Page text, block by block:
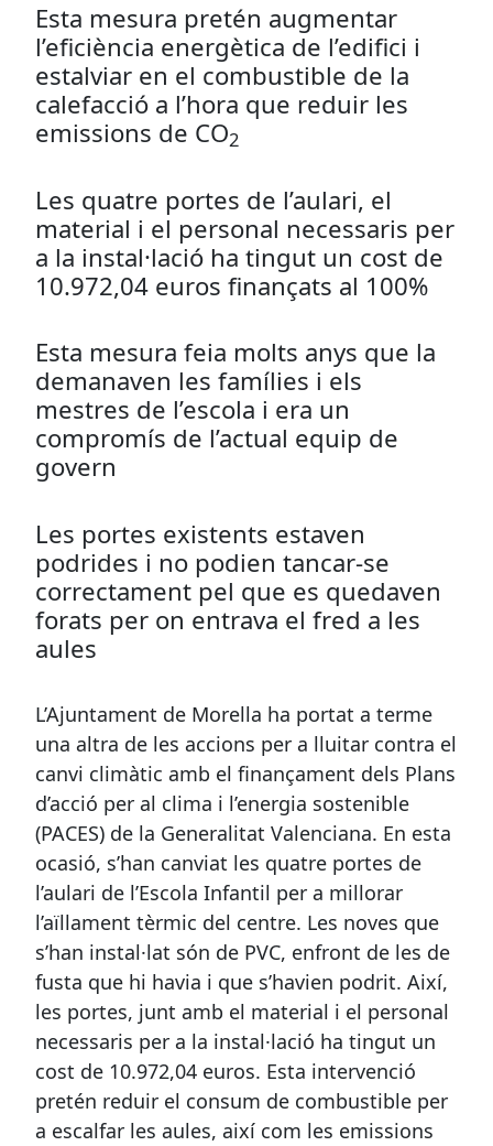
Esta mesura pretén augmentar
l’eficiència energètica de l’edifici i
estalviar en el combustible de la
calefacció a l’hora que reduir les
emissions de CO2
Les quatre portes de l’aulari, el
material i el personal necessaris per
a la instal·lació ha tingut un cost de
10.972,04 euros finançats al 100%
Esta mesura feia molts anys que la
demanaven les famílies i els
mestres de l’escola i era un
compromís de l’actual equip de
govern
Les portes existents estaven
podrides i no podien tancar-se
correctament pel que es quedaven
forats per on entrava el fred a les
aules
L’Ajuntament de Morella ha portat a terme
una altra de les accions per a lluitar contra el
canvi climàtic amb el finançament dels Plans
d’acció per al clima i l’energia sostenible
(PACES) de la Generalitat Valenciana. En esta
ocasió, s’han canviat les quatre portes de
l’aulari de l’Escola Infantil per a millorar
l’aïllament tèrmic del centre. Les noves que
s’han instal·lat són de PVC, enfront de les de
fusta que hi havia i que s’havien podrit. Així,
les portes, junt amb el material i el personal
necessaris per a la instal·lació ha tingut un
cost de 10.972,04 euros. Esta intervenció
pretén reduir el consum de combustible per
a escalfar les aules, així com les emissions